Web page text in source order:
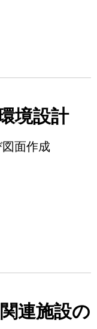
境設計
面作成
連施設の